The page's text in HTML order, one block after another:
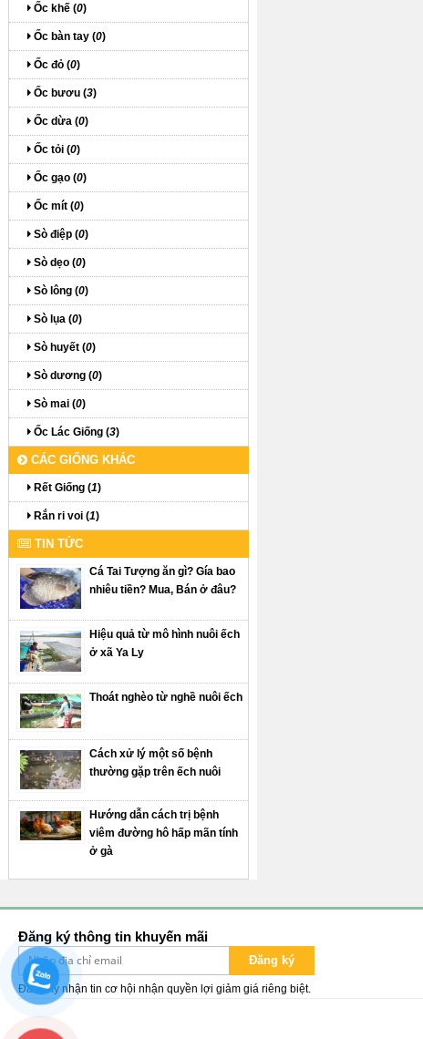
Ốc khế (0)
Ốc bàn tay (0)
Ốc đỏ (0)
Ốc bươu (3)
Ốc dừa (0)
Ốc tỏi (0)
Ốc gạo (0)
Ốc mít (0)
Sò điệp (0)
Sò dẹo (0)
Sò lông (0)
Sò lụa (0)
Sò huyết (0)
Sò dương (0)
Sò mai (0)
Ốc Lác Giống (3)
CÁC GIỐNG KHÁC
Rết Giống (1)
Rắn ri voi (1)
TIN TỨC
Cá Tai Tượng ăn gì? Gía bao
nhiêu tiền? Mua, Bán ở đâu?
Hiệu quả từ mô hình nuôi ếch
ở xã Ya Ly
Thoát nghèo từ nghề nuôi ếch
Cách xử lý một số bệnh
thường gặp trên ếch nuôi
Hướng dẫn cách trị bệnh
viêm đường hô hấp mãn tính
ở gà
Đăng ký thông tin khuyến mãi
Đăng ký
Đăng ký nhận tin cơ hội nhận quyền lợi giảm giá riêng biệt.